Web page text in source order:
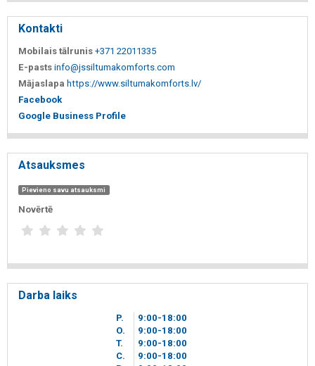
Kontakti
Mobilais tālrunis +371 22011335
E-pasts info@jssiltumakomforts.com
Mājaslapa https://www.siltumakomforts.lv/
Facebook
Google Business Profile
Atsauksmes
Pievieno savu atsauksmi
Novērtē
Darba laiks
P. 9 00-18 00
O.
9 00-18 00
T.
9 00-18 00
C.
9 00-18 00